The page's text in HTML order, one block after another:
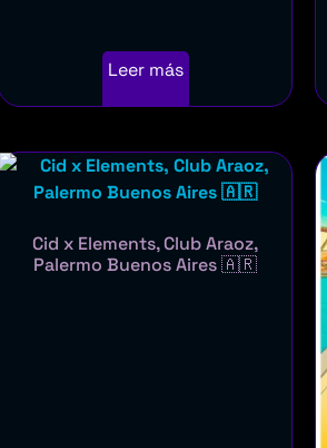
Leer más
Cid x Elements, Club Araoz,
Palermo Buenos Aires 🇦🇷